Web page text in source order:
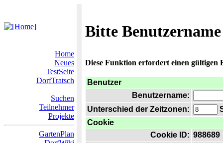
Bitte
Home
Neues
TestSeite
DorfTratsch
Suchen
Teilnehmer
Projekte
GartenPlan
Diese Funktion erfordert einen gültigen
Benutzer
Benutzername:
Unterschied der Zeitzonen:
Cookie
Cookie ID: 988689